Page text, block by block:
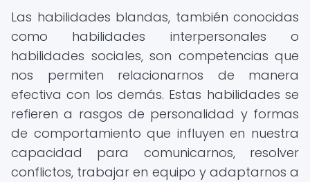
Las habilidades blandas, también conocidas
como habilidades interpersonales o
habilidades sociales, son competencias que
nos permiten relacionarnos de manera
efectiva con los demás. Estas habilidades se
refieren a rasgos de personalidad y formas
de comportamiento que influyen en nuestra
capacidad para comunicarnos, resolver
conflictos, trabajar en equipo y adaptarnos a